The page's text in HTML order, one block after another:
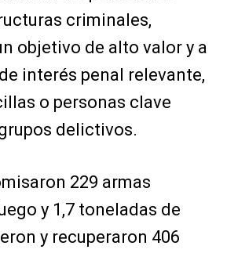
criminales,
objetivo de alto valor y a
interés penal relevante,
o personas clave
delictivos.
229 armas
y 1,7 toneladas de
y recuperaron 406